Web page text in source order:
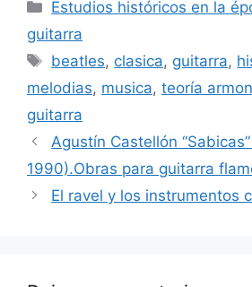
Estudios históricos en la
guitarra
Etiquetas
beatles, clasica, guitarra,
melodias, musica, teoría
guitarra
Agustín Castellón
1990).Obras para guitarra
El ravel y los instrumentos